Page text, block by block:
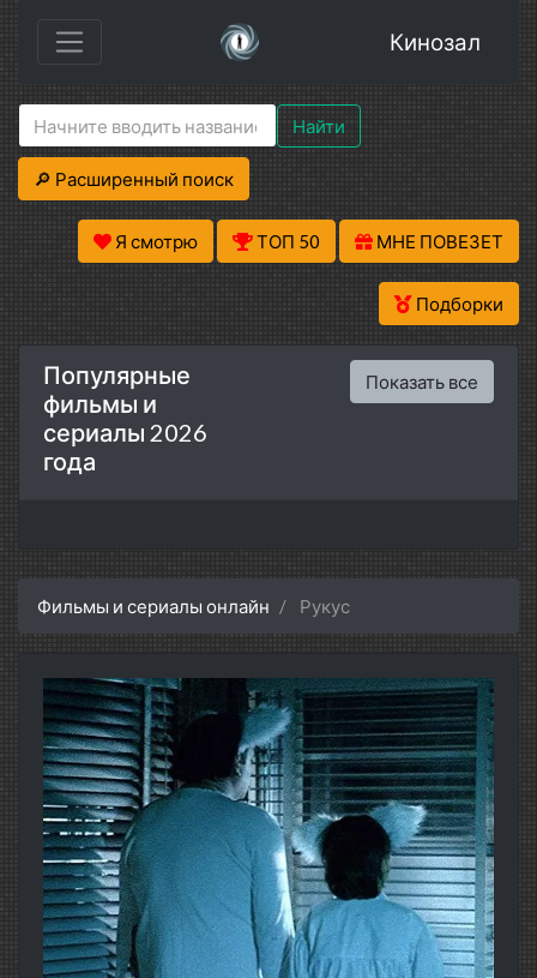
Кинозал
Найти
🔎 Расширенный поиск
Я смотрю ТОП 50 МНЕ ПОВЕЗЕТ
Подборки
Популярные
фильмы и
сериалы 2026
года
Показать все
Фильмы и сериалы онлайн Рукус